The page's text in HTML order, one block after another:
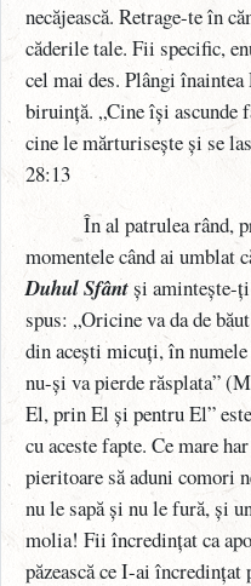
necăjească. Retrage-te în
căderile tale. Fii specific,
cel mai des. Plângi
biruință. „Cine își ascunde
cine le mărturisește și se
28:13
În al patrulea rând,
momentele când ai umblat
Duhul Sfântși amintește-
spus: „Oricine va da de
din acești micuți, în numele
nu-și va pierde răsplata”
El, prin El și pentru El”
cu aceste fapte. Ce mare
pieritoare să aduni comori
nu le sapă și nu le fură, și
molia! Fii încredințat ca
păzească ce I-ai încredințat